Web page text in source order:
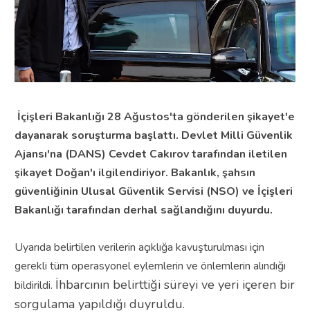
İçişleri Bakanlığı 28 Ağustos'ta gönderilen şikayet'e
dayanarak soruşturma başlattı. Devlet Milli Güvenlik
Ajansı'na (DANS) Cevdet Cakırov tarafından iletilen
şikayet Doğan'ı ilgilendiriyor. Bakanlık, şahsın
güvenliğinin Ulusal Güvenlik Servisi (NSO) ve İçişleri
Bakanlığı tarafından derhal sağlandığını duyurdu.
Uyarıda belirtilen verilerin açıklığa kavuşturulması için
gerekli tüm operasyonel eylemlerin ve önlemlerin alındığı
bildirildi. İhbarcının belirttiği süreyi ve yeri içeren bir
sorgulama yapıldığı duyruldu.